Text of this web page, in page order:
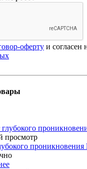
оферту и согласен
просмотр